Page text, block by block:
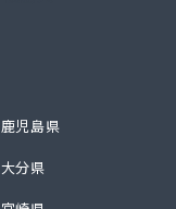
鹿児島県
大分県